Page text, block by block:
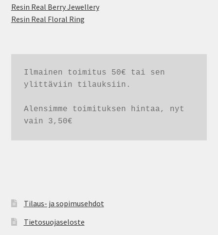
Resin Real Berry Jewellery
Resin Real Floral Ring
Ilmainen toimitus 50€ tai sen
ylittäviin tilauksiin.
Alensimme toimituksen hintaa, nyt
vain 3,50€
Tilaus- ja sopimusehdot
Tietosuojaseloste